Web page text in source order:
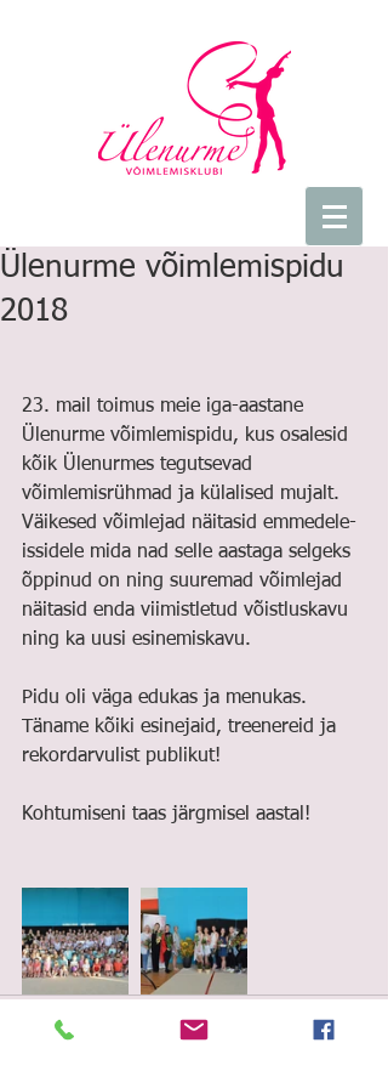
Ülenurme võimlemispidu
2018
23. mail toimus meie iga-aastane
Ülenurme võimlemispidu, kus osalesid
kõik Ülenurmes tegutsevad
võimlemisrühmad ja külalised mujalt.
Väikesed võimlejad näitasid emmedele-
issidele mida nad selle aastaga selgeks
õppinud on ning suuremad võimlejad
näitasid enda viimistletud võistluskavu
ning ka uusi esinemiskavu.
Pidu oli väga edukas ja menukas.
Täname kõiki esinejaid, treenereid ja
rekordarvulist publikut!
Kohtumiseni taas järgmisel aastal!